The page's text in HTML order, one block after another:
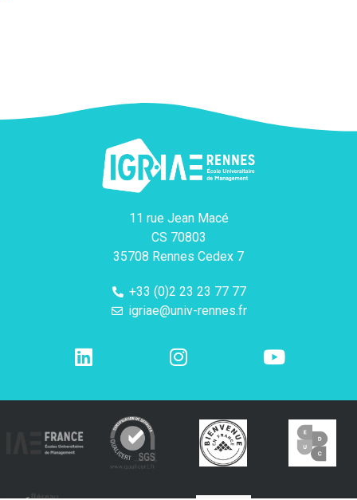
11 rue Jean Macé
CS 70803
35708 Rennes Cedex 7
+33 (0)2 23 23 77 77
igriae@univ-rennes.fr